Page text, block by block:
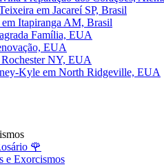
em Jacareí SP, Brasil
em Itapiranga AM, Brasil
Família, EUA
EUA
Rochester NY, EUA
Kyle em North Ridgeville, EUA
🌹
e Exorcismos